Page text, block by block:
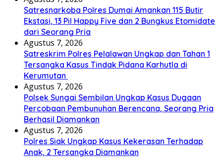
Satresnarkoba Polres Dumai Amankan 115 Butir
Ekstasi, 13 Pil Happy Five dan 2 Bungkus Etomidate
dari Seorang Pria
Agustus 7, 2026
Satreskrim Polres Pelalawan Ungkap dan Tahan 1
Tersangka Kasus Tindak Pidana Karhutla di
Kerumutan
Agustus 7, 2026
Polsek Sungai Sembilan Ungkap Kasus Dugaan
Percobaan Pembunuhan Berencana, Seorang Pria
Berhasil Diamankan
Agustus 7, 2026
Polres Siak Ungkap Kasus Kekerasan Terhadap
Anak, 2 Tersangka Diamankan